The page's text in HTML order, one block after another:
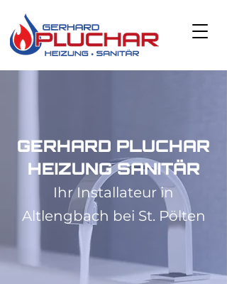
GERHARD PLUCHAR
HEIZUNG SANITÄR
Ihr Installateur in
Altlengbach bei St. Pölten